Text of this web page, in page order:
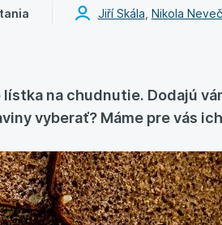
Jiří Skála Nikola
na chudnutie. Dodajú
vyberať? Máme pre vás